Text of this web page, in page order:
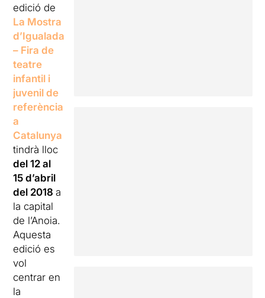
edició de
La Mostra
d’Igualada
– Fira de
teatre
infantil i
juvenil de
referència
a
Catalunya
tindrà lloc
del 12 al
15 d’abril
del 2018a
la capital
de l’Anoia.
Aquesta
edició es
vol
centrar en
la